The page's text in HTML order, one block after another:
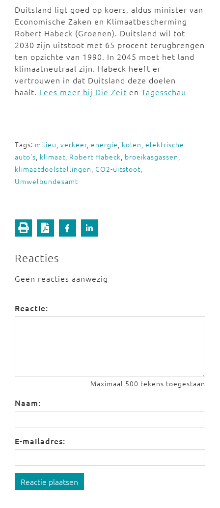
Duitsland ligt goed op koers, aldus minister van
Economische Zaken en Klimaatbescherming
Robert Habeck (Groenen). Duitsland wil tot
2030 zijn uitstoot met 65 procent terugbrengen
ten opzichte van 1990. In 2045 moet het land
klimaatneutraal zijn. Habeck heeft er
vertrouwen in dat Duitsland deze doelen
haalt. Lees meer bij Die Zeit en Tagesschau
Tags: milieu, verkeer, energie, kolen, elektrische
auto's, klimaat, Robert Habeck, broeikasgassen,
klimaatdoelstellingen, CO2-uitstoot,
Umwelbundesamt
Reacties
Geen reacties aanwezig
Reactie:
Maximaal 500 tekens toegestaan
Naam:
E-mailadres:
Reactie plaatsen